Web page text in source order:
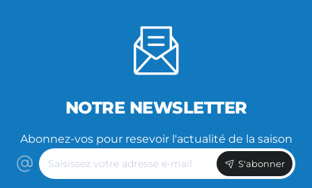
NOTRE NEWSLETTER
Abonnez-vos pour resevoir l'actualité de la saison
Saisissez
votre
adresse
S'abonner